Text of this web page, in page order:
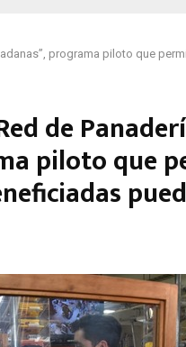
programa piloto que
de
piloto que